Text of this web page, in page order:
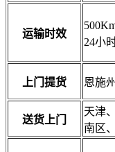
运输时效
24小
上门提货 恩施
送货上门
天津
南区